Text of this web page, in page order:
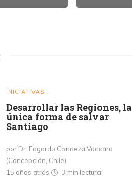
INICIATIVAS
Desarrollar las Regiones, la
única forma de salvar
Santiago
por Dr. Edgardo Condeza Vaccaro
(Concepción, Chile)
15 años atrás
3 min lectura